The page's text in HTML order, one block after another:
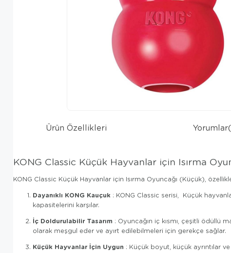
Ürün Özellikleri Yorumlar
KONG Classic Küçük Hayvanlar için Isırma
KONG Classic Küçük Hayvanlar için Isırma Oyuncağı (Küçük),
Dayanıklı KONG Kauçuk : KONG Classic serisi, Küçük
kapasitelerini karşılar.
İç Doldurulabilir Tasarım : Oyuncağın iç kısmı, çeşitli ödüllü
olarak meşgul eder ve ayırt edilebilmeleri için gerekçe sağlar.
Küçük Hayvanlar İçin Uygun : Küçük boyut, küçük ayrıntılar